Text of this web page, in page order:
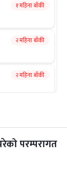
१ महिना बाँकी
२ महिना बाँकी
२ महिना बाँकी
२ महिना बाँकी
परम्परागत